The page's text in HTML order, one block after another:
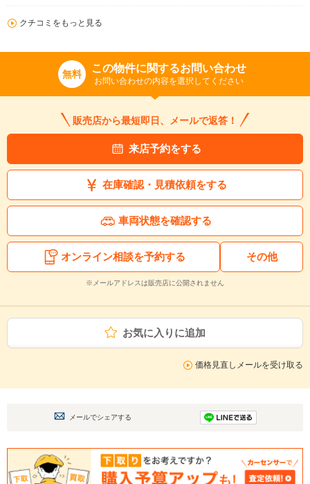
クチコミをもっと見る
無料 この物件に関するお問い合わせ
お問い合わせの内容を選択してください
販売店から最短即日、メールで返答！
来店予約をする
在庫確認・見積依頼をする
車両状態を確認する
オンライン相談を予約する その他
※メールアドレスは販売店に公開されません
お気に入りに追加
価格見直しメールを受け取る
メールでシェアする